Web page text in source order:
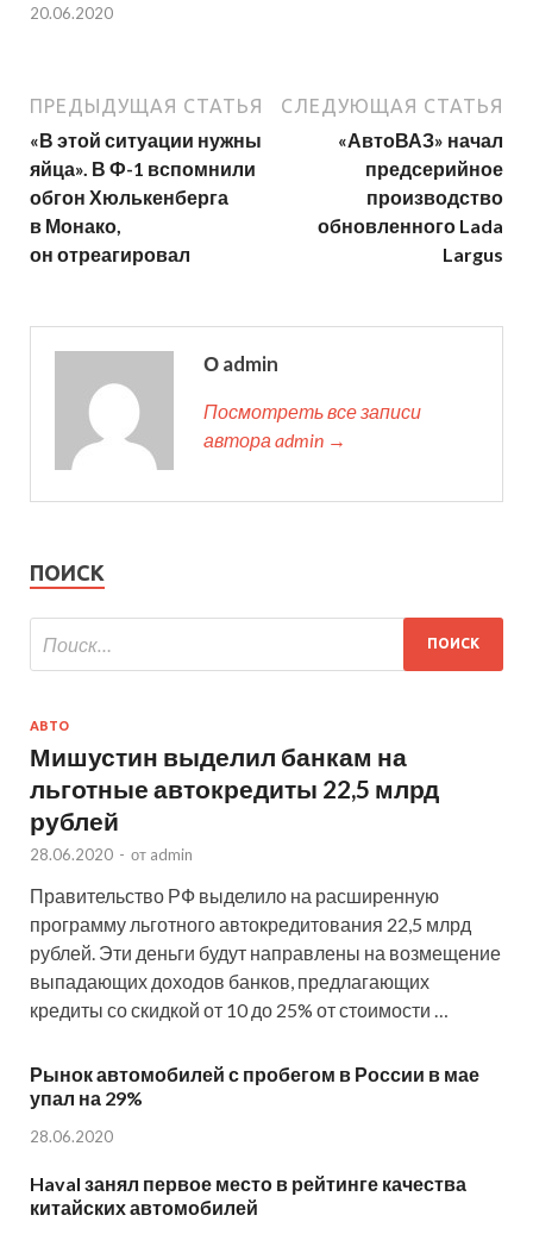
20.06.2020
ПРЕДЫДУЩАЯ СТАТЬЯ
«В этой ситуации нужны
яйца». В Ф-1 вспомнили
обгон Хюлькенберга
в Монако,
он отреагировал
СЛЕДУЮЩАЯ СТАТЬЯ
«АвтоВАЗ» начал
предсерийное
производство
обновленного Lada
Largus
О admin
Посмотреть все записи
автора admin →
ПОИСК
АВТО
Мишустин выделил банкам на
льготные автокредиты 22,5 млрд
рублей
28.06.2020 - от admin
Правительство РФ выделило на расширенную
программу льготного автокредитования 22,5 млрд
рублей. Эти деньги будут направлены на возмещение
выпадающих доходов банков, предлагающих
кредиты со скидкой от 10 до 25% от стоимости …
Рынок автомобилей с пробегом в России в мае
упал на 29%
28.06.2020
Haval занял первое место в рейтинге качества
китайских автомобилей